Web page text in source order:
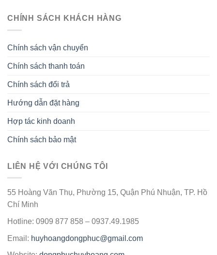
CHÍNH SÁCH KHÁCH HÀNG
Chính sách vận chuyển
Chính sách thanh toán
Chính sách đổi trả
Hướng dẫn đặt hàng
Hợp tác kinh doanh
Chính sách bảo mật
LIÊN HỆ VỚI CHÚNG TÔI
55 Hoàng Văn Thụ, Phường 15, Quận Phú Nhuận, TP. Hồ
Chí Minh
Hotline: 0909 877 858 – 0937.49.1985
Email: huyhoangdongphuc@gmail.com